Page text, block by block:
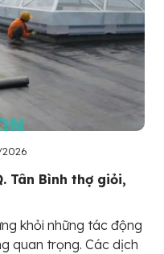
Tân Bình thợ giỏi,
khỏi những tác động
quan trọng. Các dịch